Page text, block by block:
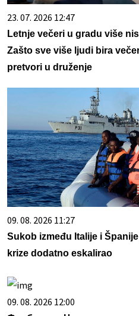
23. 07. 2026 12:47
Letnje večeri u gradu više
Zašto sve više ljudi bira
pretvori u druženje
09. 08. 2026 11:27
Sukob između Italije i
krize dodatno eskalirao
09. 08. 2026 12:00